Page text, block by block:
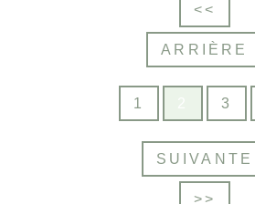
<<
ARRIÈRE
1 3
SUIVANTE
>>